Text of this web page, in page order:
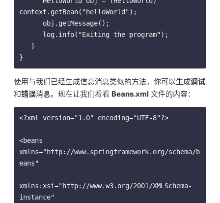
context.getBean("helloWorld");
}
使用与我们已经生成信息消息类似的方法，你可以生成调试
和错误消息。现在让我们看看 Beans.xml 文件的内容：
<?xml version="1.0" encoding="UTF-8"?>
<beans
xmlns="http://www.springframework.org/schema/b
eans"
xmlns:xsi="http://www.w3.org/2001/XMLSchema-
instance"